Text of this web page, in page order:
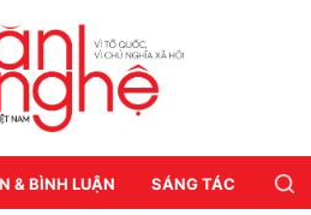
& BÌNH LUẬN SÁNG TÁC